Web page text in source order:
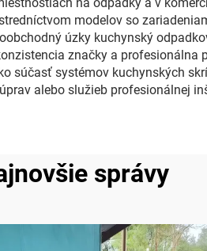
modelov so
úzky kuchynský
značky a
súčasť systémov kuchynských
alebo služieb profesionálnej
správy